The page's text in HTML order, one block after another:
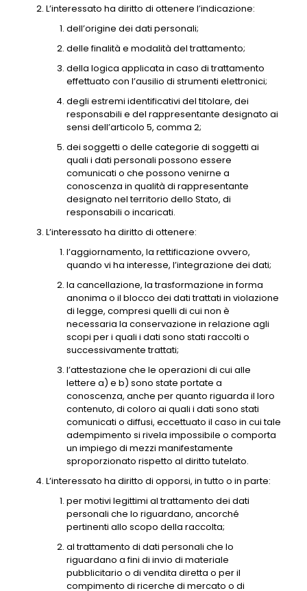
L’interessato ha diritto di ottenere l’indicazione:
dell’origine dei dati personali;
delle finalità e modalità del trattamento;
della logica applicata in caso di trattamento
effettuato con l’ausilio di strumenti elettronici;
degli estremi identificativi del titolare, dei
responsabili e del rappresentante designato ai
sensi dell’articolo 5, comma 2;
dei soggetti o delle categorie di soggetti ai
quali i dati personali possono essere
comunicati o che possono venirne a
conoscenza in qualità di rappresentante
designato nel territorio dello Stato, di
responsabili o incaricati.
L’interessato ha diritto di ottenere:
l’aggiornamento, la rettificazione ovvero,
quando vi ha interesse, l’integrazione dei dati;
la cancellazione, la trasformazione in forma
anonima o il blocco dei dati trattati in violazione
di legge, compresi quelli di cui non è
necessaria la conservazione in relazione agli
scopi per i quali i dati sono stati raccolti o
successivamente trattati;
l’attestazione che le operazioni di cui alle
lettere a) e b) sono state portate a
conoscenza, anche per quanto riguarda il loro
contenuto, di coloro ai quali i dati sono stati
comunicati o diffusi, eccettuato il caso in cui tale
adempimento si rivela impossibile o comporta
un impiego di mezzi manifestamente
sproporzionato rispetto al diritto tutelato.
L’interessato ha diritto di opporsi, in tutto o in parte:
per motivi legittimi al trattamento dei dati
personali che lo riguardano, ancorché
pertinenti allo scopo della raccolta;
al trattamento di dati personali che lo
riguardano a fini di invio di materiale
pubblicitario o di vendita diretta o per il
compimento di ricerche di mercato o di